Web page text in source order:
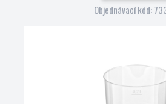
Objednávací kód: